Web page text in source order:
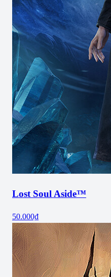
Lost Soul Aside™
50.000₫